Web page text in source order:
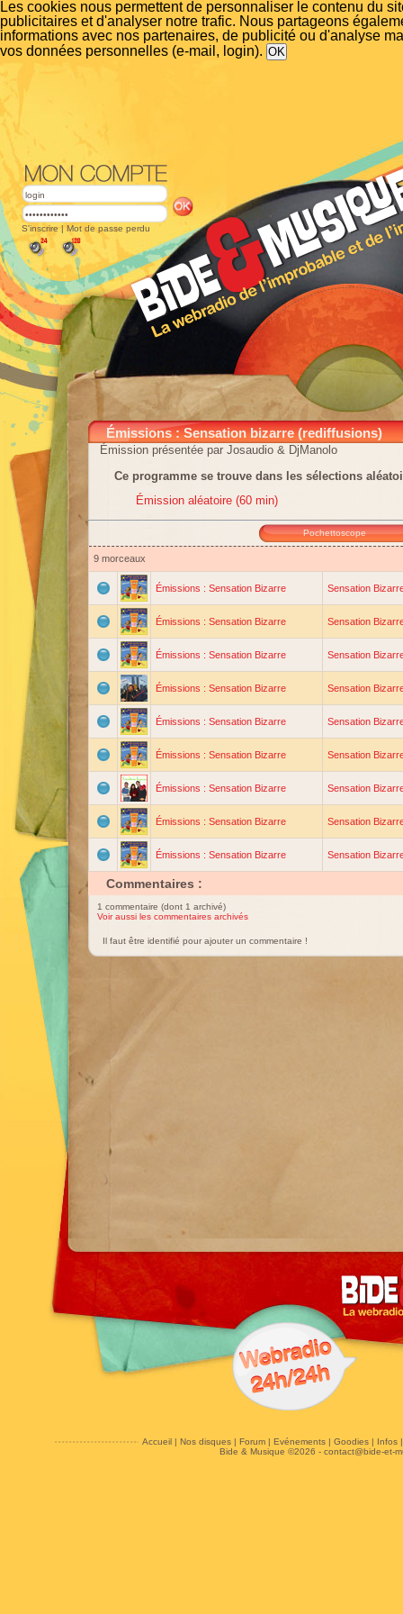
Les cookies nous permettent de personnaliser le contenu du
publicitaires et d'analyser notre trafic. Nous partageons
informations avec nos partenaires, de publicité ou d'analyse
vos données personnelles (e-mail, login).
S'inscrire | Mot de passe perdu
Émissions : Sensation bizarre (rediffusions)
Émission présentée par Josaudio & DjManolo
Ce programme se trouve dans les sélections
Émission aléatoire (60 min)
Pochettoscope
9 morceaux
Émissions : Sensation Bizarre Sensation
Émissions : Sensation Bizarre Sensation
Émissions : Sensation Bizarre Sensation
Émissions : Sensation Bizarre Sensation
Émissions : Sensation Bizarre Sensation
Émissions : Sensation Bizarre Sensation
Émissions : Sensation Bizarre Sensation
Émissions : Sensation Bizarre Sensation
Émissions : Sensation Bizarre Sensation
Commentaires :
1 commentaire (dont 1 archivé)
Voir aussi les commentaires archivés
Il faut être identifié pour ajouter un commentaire !
Accueil| Nos disques| Forum| Evénements| Goodies| Infos
Bide & Musique ©2026 - contact@bide-et-